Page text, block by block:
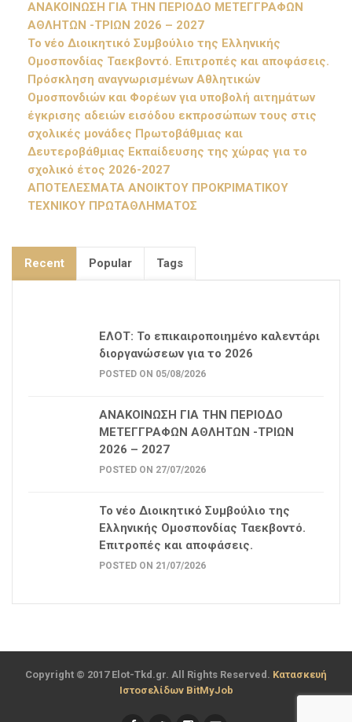
ΑΝΑΚΟΙΝΩΣΗ ΓΙΑ ΤΗΝ ΠΕΡΙΟΔΟ ΜΕΤΕΓΓΡΑΦΩΝ
ΑΘΛΗΤΩΝ -ΤΡΙΩΝ 2026 – 2027
Το νέο Διοικητικό Συμβούλιο της Ελληνικής
Ομοσπονδίας Ταεκβοντό. Επιτροπές και αποφάσεις.
Πρόσκληση αναγνωρισμένων Αθλητικών
Ομοσπονδιών και Φορέων για υποβολή αιτημάτων
έγκρισης αδειών εισόδου εκπροσώπων τους στις
σχολικές μονάδες Πρωτοβάθμιας και
Δευτεροβάθμιας Εκπαίδευσης της χώρας για το
σχολικό έτος 2026-2027
ΑΠΟΤΕΛΕΣΜΑΤΑ ΑΝΟΙΚΤΟΥ ΠΡΟΚΡΙΜΑΤΙΚΟΥ
ΤΕΧΝΙΚΟΥ ΠΡΩΤΑΘΛΗΜΑΤΟΣ
Recent Popular Tags
ΕΛΟΤ: Το επικαιροποιημένο καλεντάρι
διοργανώσεων για το 2026
POSTED ON 05/08/2026
ΑΝΑΚΟΙΝΩΣΗ ΓΙΑ ΤΗΝ ΠΕΡΙΟΔΟ
ΜΕΤΕΓΓΡΑΦΩΝ ΑΘΛΗΤΩΝ -ΤΡΙΩΝ
2026 – 2027
POSTED ON 27/07/2026
Το νέο Διοικητικό Συμβούλιο της
Ελληνικής Ομοσπονδίας Ταεκβοντό.
Επιτροπές και αποφάσεις.
POSTED ON 21/07/2026
Copyright © 2017 Elot-Tkd.gr. All Rights Reserved. Κατασκευή
Ιστοσελίδων BitMyJob